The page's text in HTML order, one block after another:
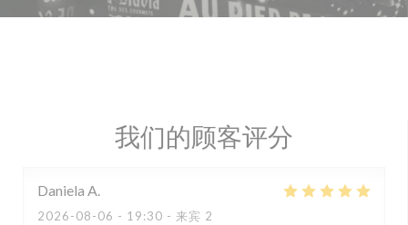
我们的顾客评分
Daniela A
2026-08-06 - 19:30 - 来宾 2